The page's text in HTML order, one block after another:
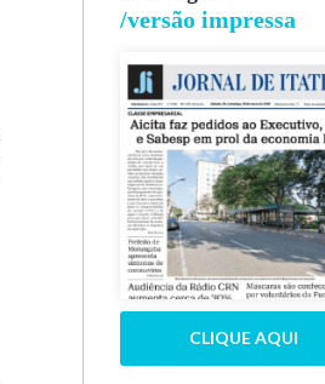
/versão impressa
CLIQUE AQUI